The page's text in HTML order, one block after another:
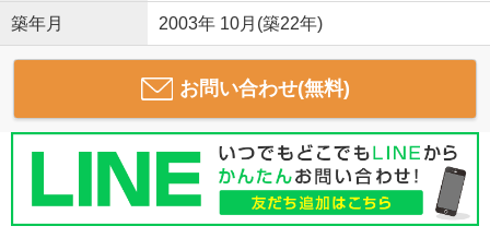
築年月 2003年 10月(築22年)
お問い合わせ(無料)